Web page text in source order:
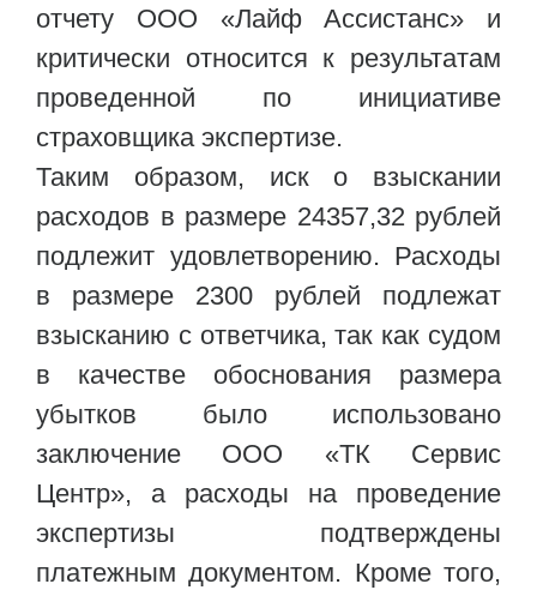
отчету ООО «Лайф Ассистанс» и
критически относится к результатам
проведенной по инициативе
страховщика экспертизе.
Таким образом, иск о взыскании
расходов в размере 24357,32 рублей
подлежит удовлетворению. Расходы
в размере 2300 рублей подлежат
взысканию с ответчика, так как судом
в качестве обоснования размера
убытков было использовано
заключение ООО «ТК Сервис
Центр», а расходы на проведение
экспертизы подтверждены
платежным документом. Кроме того,